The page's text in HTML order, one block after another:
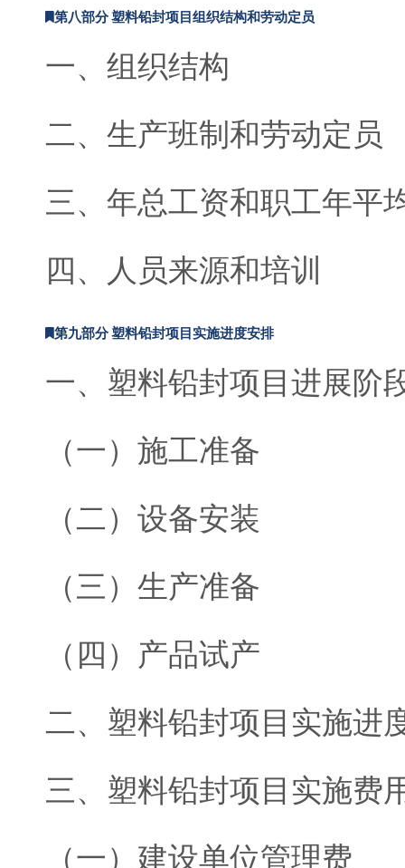
第八部分 塑料铅封项目组织结构和劳动定员
一、组织结构
二、生产班制和劳动定员
三、年总工资和职工年平
四、人员来源和培训
第九部分 塑料铅封项目实施进度安排
一、塑料铅封项目进展阶
（一）施工准备
（二）设备安装
（三）生产准备
（四）产品试产
二、塑料铅封项目实施进
三、塑料铅封项目实施费
（一）建设单位管理费